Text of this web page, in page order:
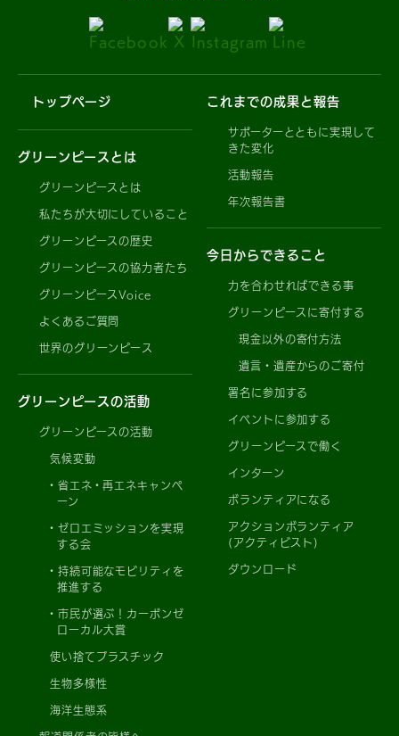
トップページ
グリーンピースとは
グリーンピースとは
私たちが大切にしていること
グリーンピースの歴史
グリーンピースの協力者たち
グリーンピースVoice
よくあるご質問
世界のグリーンピース
グリーンピースの活動
グリーンピースの活動
気候変動
省エネ・再エネキャンペ
ーン
ゼロエミッションを実現
する会
持続可能なモビリティを
推進する
市民が選ぶ！カーボンゼ
ローカル大賞
使い捨てプラスチック
生物多様性
海洋生態系
これまでの成果と報告
サポーターとともに実現して
きた変化
活動報告
年次報告書
今日からできること
力を合わせればできる事
グリーンピースに寄付する
現金以外の寄付方法
遺言・遺産からのご寄付
署名に参加する
イベントに参加する
グリーンピースで働く
インターン
ボランティアになる
アクションボランティア
(アクティビスト)
ダウンロード